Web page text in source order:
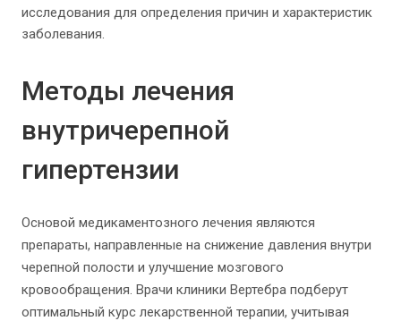
исследования для определения причин и характеристик
заболевания.
Методы лечения
внутричерепной
гипертензии
Основой медикаментозного лечения являются
препараты, направленные на снижение давления внутри
черепной полости и улучшение мозгового
кровообращения. Врачи клиники Вертебра подберут
оптимальный курс лекарственной терапии, учитывая